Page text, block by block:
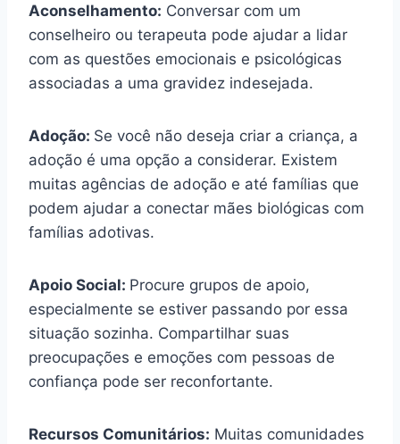
Aconselhamento: Conversar com um
conselheiro ou terapeuta pode ajudar a lidar
com as questões emocionais e psicológicas
associadas a uma gravidez indesejada.
Adoção: Se você não deseja criar a criança, a
adoção é uma opção a considerar. Existem
muitas agências de adoção e até famílias que
podem ajudar a conectar mães biológicas com
famílias adotivas.
Apoio Social: Procure grupos de apoio,
especialmente se estiver passando por essa
situação sozinha. Compartilhar suas
preocupações e emoções com pessoas de
confiança pode ser reconfortante.
Recursos Comunitários: Muitas comunidades